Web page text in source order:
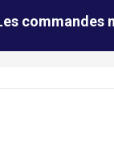
commandes